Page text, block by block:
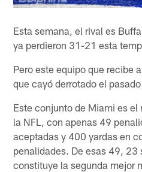
Esta semana, el rival es
ya perdieron 31-21 esta
Pero este equipo que recibe
que cayó derrotado el
Este conjunto de Miami es
la NFL, con apenas 49
aceptadas y 400 yardas en
penalidades. De esas 49, 23
constituye la segunda mejor